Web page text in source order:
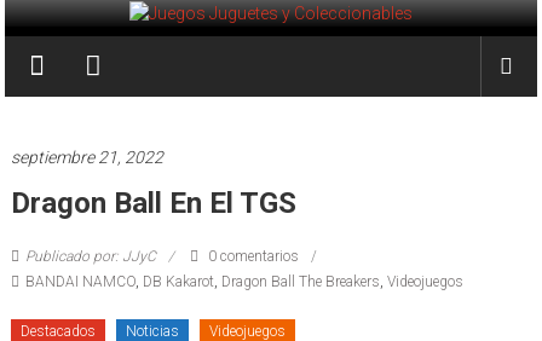
Saltar
al
contenido
Juegos
Juguetes
y
Coleccionables
y
entretenimiento
para
septiembre 21, 2022
Dragon Ball En El TGS
Publicado por: JJyC
0 comentarios
BANDAI NAMCO, DB Kakarot Dragon Ball The Breakers Videojuegos
Destacados Noticias Videojuegos